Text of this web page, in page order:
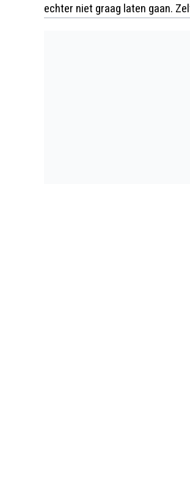
echter niet graag laten gaan.